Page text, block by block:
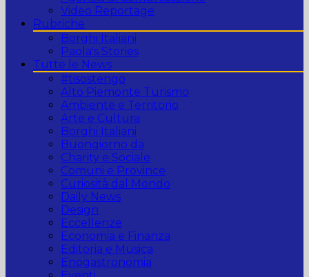
Video Reportage
Rubriche
Borghi Italiani
Paola's Stories
Tutte le News
#tisostengo
Alto Piemonte Turismo
Ambiente e Territorio
Arte e Cultura
Borghi Italiani
Buongiorno da
Charity e Sociale
Comuni e Province
Curiosità dal Mondo
Daily News
Design
Eccellenze
Economia e Finanza
Editoria e Musica
Enogastronomia